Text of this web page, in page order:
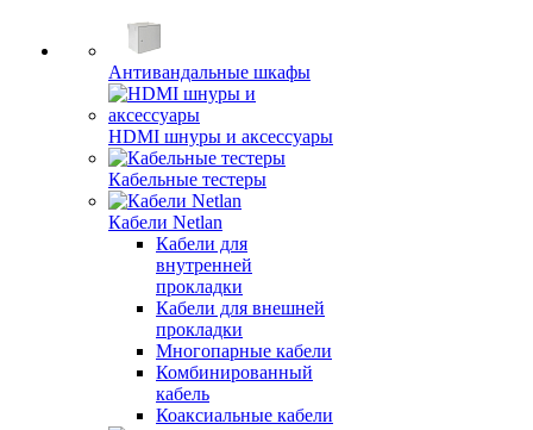
Антивандальные шкафы
HDMI шнуры и аксессуары
Кабельные тестеры
Кабели Netlan
Кабели для
внутренней
прокладки
Кабели для внешней
прокладки
Многопарные кабели
Комбинированный
кабель
Коаксиальные кабели